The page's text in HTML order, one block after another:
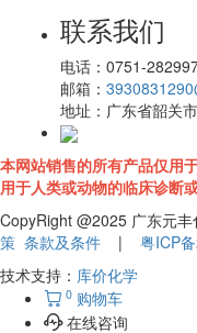
联系我们
电话： 0751-
邮箱：
地址： 广东省韶关
本网站销售的所有产品仅用
用于人类或动物的临床诊断
CopyRight @2025 广东元
策 条款及条件 | 粤ICP
技术支持： 库价化学
0 购物车
在线咨询